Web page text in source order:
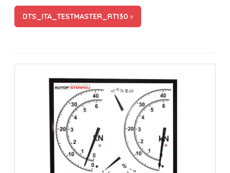
DTS_ITA_TESTMASTER_RT130 »